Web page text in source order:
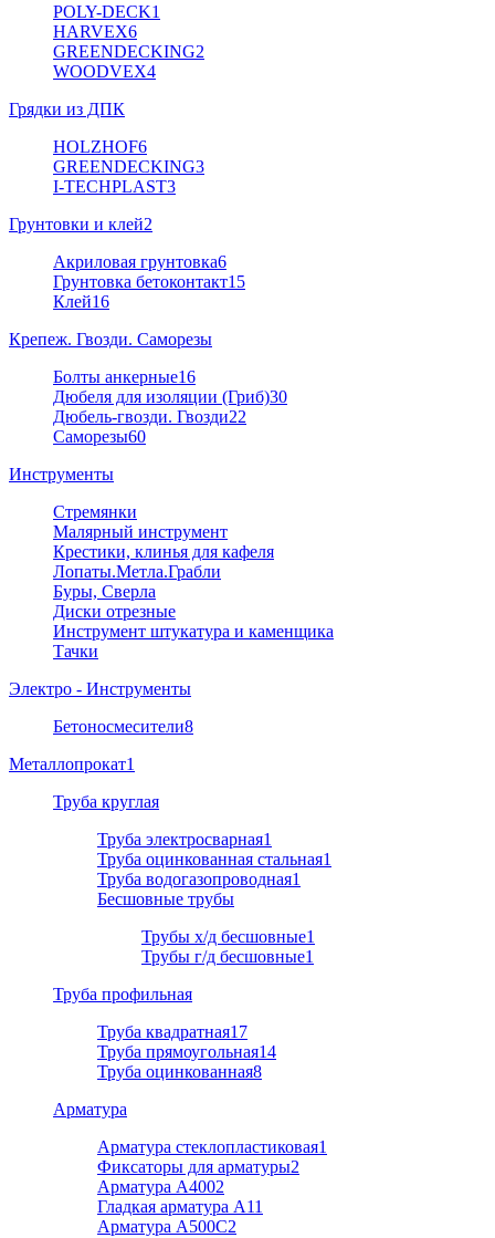
POLY-DECK1
HARVEX6
GREENDECKING2
WOODVEX4
Грядки из ДПК
HOLZHOF6
GREENDECKING3
I-TECHPLAST3
Грунтовки и клей2
Акриловая грунтовка6
Грунтовка бетоконтакт15
Клей16
Крепеж. Гвозди. Саморезы
Болты анкерные16
Дюбеля для изоляции (Гриб)30
Дюбель-гвозди. Гвозди22
Саморезы60
Инструменты
Стремянки
Малярный инструмент
Крестики, клинья для кафеля
Лопаты.Метла.Грабли
Буры, Сверла
Диски отрезные
Инструмент штукатура и каменщика
Тачки
Электро - Инструменты
Бетоносмесители8
Металлопрокат1
Труба круглая
Труба электросварная1
Труба оцинкованная стальная1
Труба водогазопроводная1
Бесшовные трубы
Трубы х/д бесшовные1
Трубы г/д бесшовные1
Труба профильная
Труба квадратная17
Труба прямоугольная14
Труба оцинкованная8
Арматура
Арматура стеклопластиковая1
Фиксаторы для арматуры2
Арматура А4002
Гладкая арматура А11
Арматура A500C2